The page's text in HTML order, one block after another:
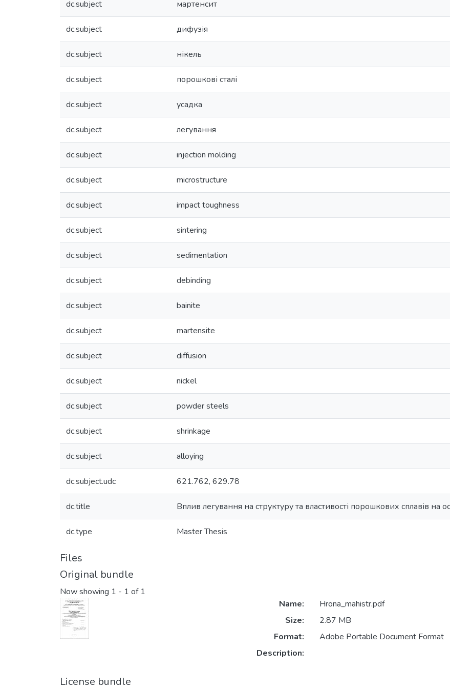
dc.subject мартенсит
dc.subject дифузія
dc.subject нікель
dc.subject порошкові сталі
dc.subject усадка
dc.subject легування
dc.subject injection molding
dc.subject microstructure
dc.subject impact toughness
dc.subject sintering
dc.subject sedimentation
dc.subject debinding
dc.subject bainite
dc.subject martensite
dc.subject diffusion
dc.subject nickel
dc.subject powder steels
dc.subject shrinkage
dc.subject alloying
dc.subject.udc 621.762, 629.78
dc.title Вплив легування на структуру та властивості порошкових сплавів на
dc.type Master Thesis
Files
Original bundle
Now showing 1 - 1 of 1
Name:
Hrona_mahistr.pdf
Size:
2.87 MB
Format:
Adobe Portable Document Format
Description:
License bundle